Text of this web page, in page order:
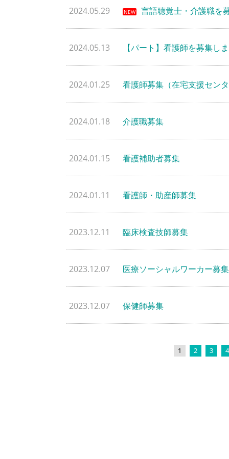
2024.05.29 NEW 言語聴覚士・介護職を
2024.05.13 【パート】看護師を募集し
2024.01.25 看護師募集（在宅支援セン
2024.01.18 介護職募集
2024.01.15 看護補助者募集
2024.01.11 看護師・助産師募集
2023.12.11 臨床検査技師募集
2023.12.07 医療ソーシャルワーカー募集
2023.12.07 保健師募集
1 2 3 4